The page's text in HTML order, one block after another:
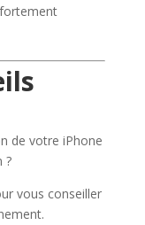
de votre iPhone
?
vous conseiller